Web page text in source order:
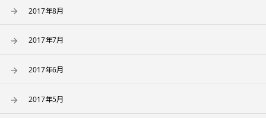
2017年8月
2017年7月
2017年6月
2017年5月